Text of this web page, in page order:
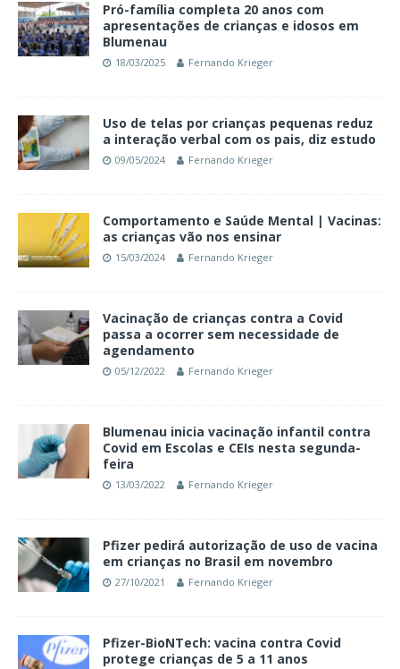
Pró-família completa 20 anos com
apresentações de crianças e idosos em
Blumenau
18/03/2025 Fernando Krieger
Uso de telas por crianças pequenas reduz
a interação verbal com os pais, diz estudo
09/05/2024 Fernando Krieger
Comportamento e Saúde Mental | Vacinas:
as crianças vão nos ensinar
15/03/2024 Fernando Krieger
Vacinação de crianças contra a Covid
passa a ocorrer sem necessidade de
agendamento
05/12/2022 Fernando Krieger
Blumenau inicia vacinação infantil contra
Covid em Escolas e CEIs nesta segunda-
feira
13/03/2022 Fernando Krieger
Pfizer pedirá autorização de uso de vacina
em crianças no Brasil em novembro
27/10/2021 Fernando Krieger
Pfizer-BioNTech: vacina contra Covid
protege crianças de 5 a 11 anos